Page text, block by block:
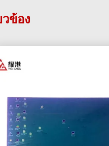
ข้อง